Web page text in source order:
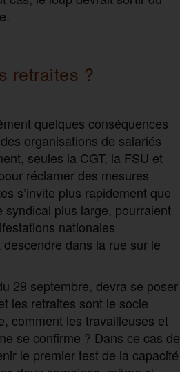
retraites ?
quelques conséquences
organisations de salariés
seules la CGT, la FSU et
réclamer des mesures
s’invite plus rapidement que
plus large, pourraient
nationales
dans la rue sur le
29 septembre, devra se poser
les retraites sont le socle
comment les travailleuses et
se confirme ? Dans ce cas de
le premier test de la capacité